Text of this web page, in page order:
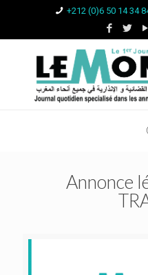
+212 (0)6 50 14 34
Annonce